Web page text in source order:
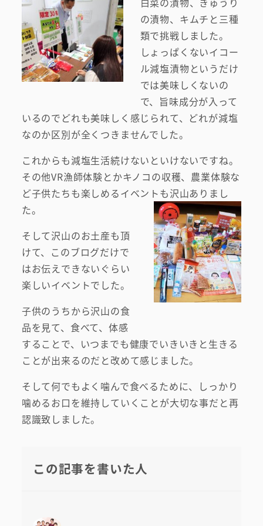
の漬物、キムチと三種
類で挑戦しました。
しょっぱくないイコー
ル減塩漬物というだけ
では美味しくないの
で、旨味成分が入って
いるのでどれも美味しく感じられて、どれが減塩
なのか区別が全くつきませんでした。
これからも減塩生活続けないといけないですね。
その他VR漁師体験とかキノコの収穫、農業体験な
ど子供たちも楽しめるイベントも沢山ありまし
た。
そして沢山のお土産も頂
けて、このブログだけで
はお伝えできないぐらい
楽しいイベントでした。
子供のうちから沢山の食
品を見て、食べて、体感
することで、いつまでも健康でいきいきと生きる
ことが出来るのだと改めて感じました。
そして何でもよく噛んで食べるために、しっかり
噛めるお口を維持していくことが大切な事だと再
認識致しました。
この記事を書いた人